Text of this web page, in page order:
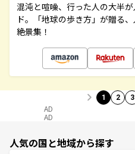
混沌と喧噪、行った人の大半
ド。「地球の歩き方」が贈る
絶景集！
1 2 3
AD
AD
人気の国と地域から探す